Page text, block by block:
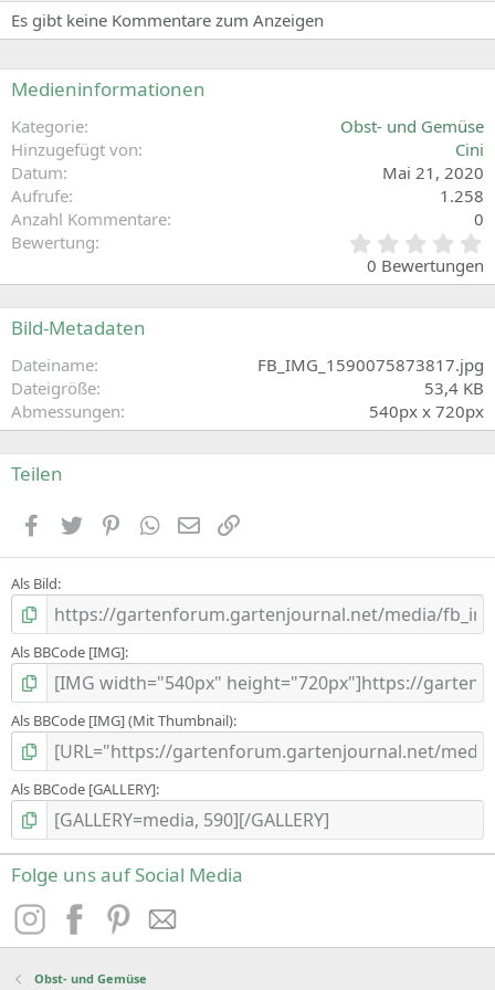
r
e
Es gibt keine Kommentare zum Anzeigen
Medieninformationen
Kategorie
Obst- und Gemüse
Hinzugefügt von
Cini
Datum
Mai 21, 2020
Aufrufe
1.258
Anzahl Kommentare
0
Bewertung
0
0
(
)
0 Bewertungen
Bild-Metadaten
Dateiname
FB_IMG_1590075873817.jpg
Dateigröße
53,4 KB
Abmessungen
540px x 720px
Teilen
FacebookZwitschernPinterestWhatsApp
E-Mail
Als Bild
Als BBCode [IMG]
Als BBCode [IMG] (Mit Thumbnail)
Als BBCode [GALLERY]
Folge uns auf Social Media
Obst- und Gemüse